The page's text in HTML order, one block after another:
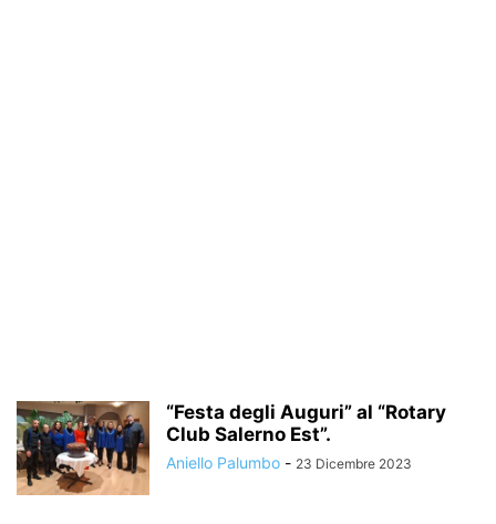
“Festa degli Auguri” al “Rotary
Club Salerno Est”.
Aniello Palumbo - 23 Dicembre 2023